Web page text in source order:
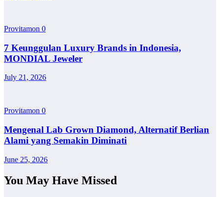
Provitamon 0
7 Keunggulan Luxury Brands in Indonesia,
MONDIAL Jeweler
July 21, 2026
Provitamon 0
Mengenal Lab Grown Diamond, Alternatif Berlian
Alami yang Semakin Diminati
June 25, 2026
You May Have Missed